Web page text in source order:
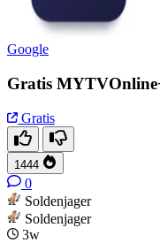
Google
Gratis
Gratis
1444
0
Soldenjager
Soldenjager
3w